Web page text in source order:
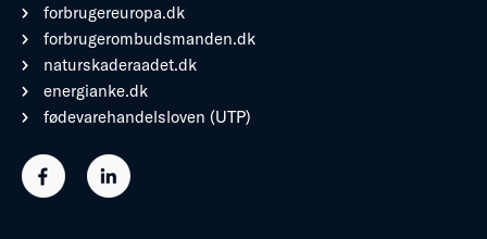
forbrugereuropa.dk
forbrugerombudsmanden.dk
naturskaderaadet.dk
energianke.dk
fødevarehandelsloven (UTP)